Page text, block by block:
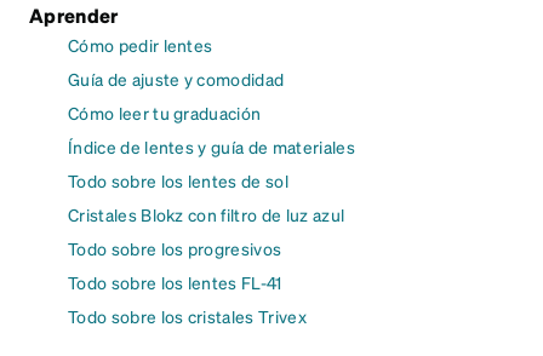
Aprender
Cómo pedir lentes
Guía de ajuste y comodidad
Cómo leer tu graduación
Índice de lentes y guía de materiales
Todo sobre los lentes de sol
Cristales Blokz con filtro de luz azul
Todo sobre los progresivos
Todo sobre los lentes FL-41
Todo sobre los cristales Trivex